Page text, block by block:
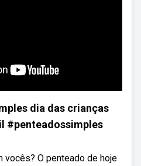
dia das crianças
#penteadossimples
vocês? O penteado de hoje